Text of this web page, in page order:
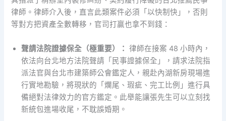
律師。律師介入後，直言此類案件必須「以快制快」，否則
等對方把資產全數轉移，官司打贏也拿不到錢：
聲請法院證據保全（極重要）： 律師在接案 48 小時內，
依法向台北地方法院聲請「民事證據保全」，請求法院指
派法官與台北市建築師公會鑑定人，親赴內湖新房現場進
行實地勘驗，將現狀的「爛尾、瑕疵、完工比例」進行具
備絕對法律效力的官方鑑定。此舉能讓張先生可以立刻找
新統包進場收尾，不耽誤婚期。